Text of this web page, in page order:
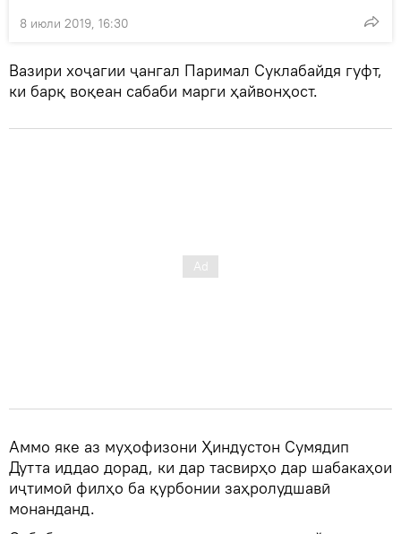
8 июли 2019, 16:30
Вазири хоҷагии ҷангал Паримал Суклабайдя гуфт,
ки барқ ​​воқеан сабаби марги ҳайвонҳост.
Аммо яке аз муҳофизони Ҳиндустон Сумядип
Дутта иддао дорад, ки дар тасвирҳо дар шабакаҳои
иҷтимоӣ филҳо ба қурбонии заҳролудшавӣ
монанданд.